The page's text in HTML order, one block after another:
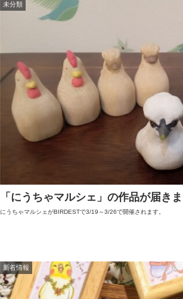
未分類
「にうちゃマルシェ」の作品が届きま
にうちゃマルシェがBIRDESTで3/19～3/26で開催されます。
新着情報